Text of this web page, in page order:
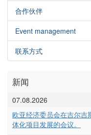
合作伙伴
Event management
联系方式
新闻
07.08.2026
欧亚经济委员会在吉尔吉
体化项目发展的会议。